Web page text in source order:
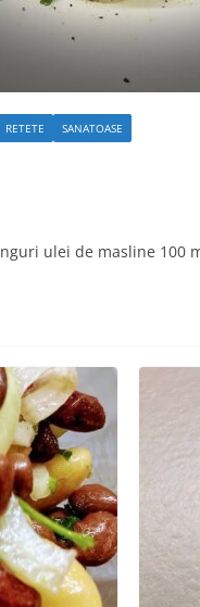
RETETE SANATOASE
ulei de masline 100